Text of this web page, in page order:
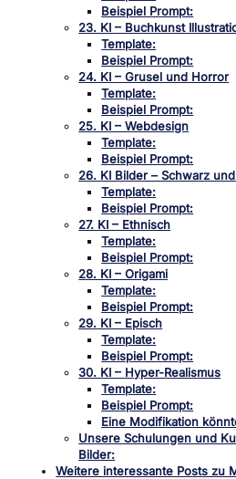
Beispiel Prompt:
23. KI – Buchkunst
Template:
Beispiel Prompt:
24. KI – Grusel und Horror
Template:
Beispiel Prompt:
25. KI – Webdesign
Template:
Beispiel Prompt:
26. KI Bilder – Schwarz
Template:
Beispiel Prompt:
27. KI – Ethnisch
Template:
Beispiel Prompt:
28. KI – Origami
Template:
Beispiel Prompt:
29. KI – Episch
Template:
Beispiel Prompt:
30. KI – Hyper-Realismus
Template:
Beispiel Prompt:
Eine Modifikation
Unsere Schulungen und
Bilder:
Weitere interessante Posts zu